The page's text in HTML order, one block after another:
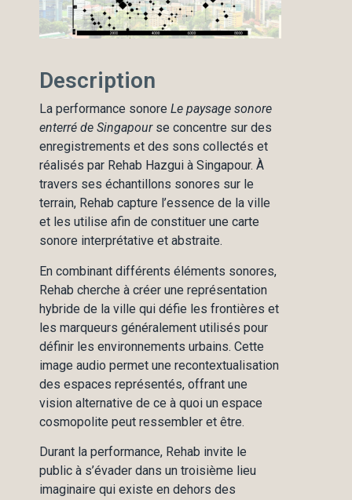
Description
La performance sonore Le paysage sonore
enterré de Singapourse concentre sur des
enregistrements et des sons collectés et
réalisés par Rehab Hazgui à Singapour. À
travers ses échantillons sonores sur le
terrain, Rehab capture l’essence de la ville
et les utilise afin de constituer une carte
sonore interprétative et abstraite.
En combinant différents éléments sonores,
Rehab cherche à créer une représentation
hybride de la ville qui défie les frontières et
les marqueurs généralement utilisés pour
définir les environnements urbains. Cette
image audio permet une recontextualisation
des espaces représentés, offrant une
vision alternative de ce à quoi un espace
cosmopolite peut ressembler et être.
Durant la performance, Rehab invite le
public à s’évader dans un troisième lieu
imaginaire qui existe en dehors des